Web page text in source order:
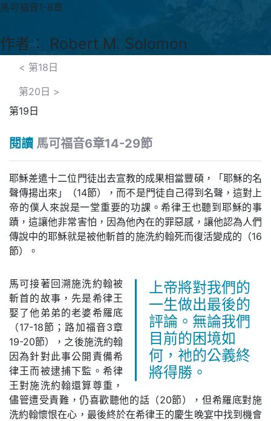
馬可福音1-8章
作者： Robert M. Solomon
< 第18日
第20日 >
第19日
閱讀 馬可福音6章14-29節
耶穌差遣十二位門徒出去宣教的成果相當豐碩，「耶穌的名
聲傳揚出來」（14節），而不是門徒自己得到名聲，這對上
帝的僕人來說是一堂重要的功課。希律王也聽到耶穌的事
蹟，這讓他非常害怕，因為他內在的罪惡感，讓他認為人們
傳說中的耶穌就是被他斬首的施洗約翰死而復活變成的（16
節）。
上帝將對我們的
一生做出最後的
評論。無論我們
目前的困境如
何，祂的公義終
將得勝。
馬可接著回溯施洗約翰被
斬首的故事，先是希律王
娶了他弟弟的老婆希羅底
（17-18節；路加福音3章
19-20節），之後施洗約翰
因為針對此事公開責備希
律王而被逮捕下監。希律
王對施洗約翰還算尊重，
儘管遭受責難，仍喜歡聽他的話（20節），但希羅底對施
洗約翰懷恨在心，最後終於在希律王的慶生晚宴中找到機會